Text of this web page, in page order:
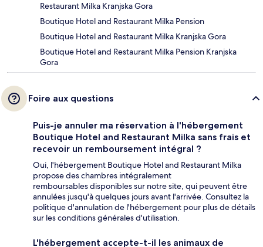
Restaurant Milka Kranjska Gora
Boutique Hotel and Restaurant Milka Pension
Boutique Hotel and Restaurant Milka Kranjska Gora
Boutique Hotel and Restaurant Milka Pension Kranjska
Gora
Foire aux questions
Puis-je annuler ma réservation à l'hébergement
Boutique Hotel and Restaurant Milka sans frais et
recevoir un remboursement intégral ?
Oui, l'hébergement Boutique Hotel and Restaurant Milka
propose des chambres intégralement
remboursables disponibles sur notre site, qui peuvent être
annulées jusqu'à quelques jours avant l'arrivée. Consultez la
politique d'annulation de l'hébergement pour plus de détails
sur les conditions générales d'utilisation.
L'hébergement accepte-t-il les animaux de